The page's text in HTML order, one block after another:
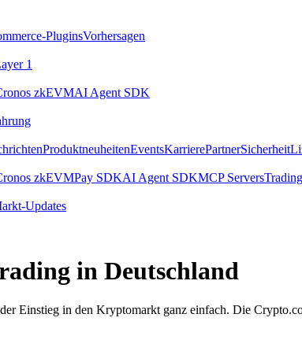
PluginsVorhersagen
1
zkEVMAI Agent SDK
ProduktneuheitenEventsKarrierePartnerSicherheit
zkEVMPay SDKAI Agent SDKMCP Servers
Updates
in Deutschland
Einstieg in den Kryptomarkt ganz einfach. Die